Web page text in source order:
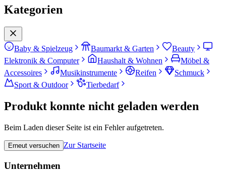
Kategorien
Baby & Spielzeug Baumarkt & Garten
Beauty
Elektronik & Computer
Haushalt & Wohnen
Möbel &
Accessoires
Musikinstrumente Reifen
Schmuck
Sport & Outdoor
Tierbedarf
Produkt konnte nicht geladen werden
Beim Laden dieser Seite ist ein Fehler aufgetreten.
Erneut versuchen Zur Startseite
Unternehmen